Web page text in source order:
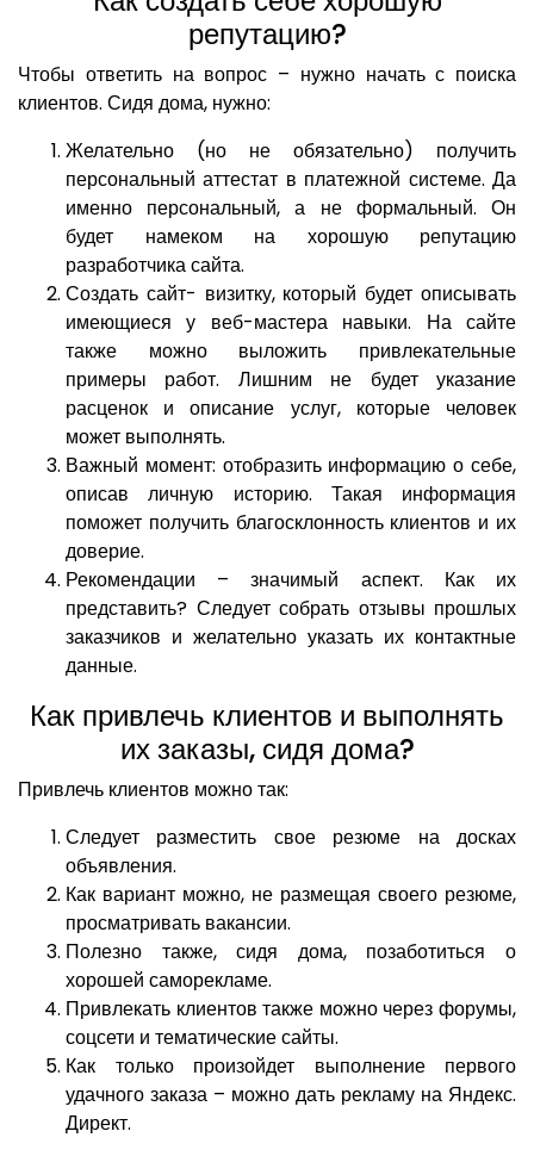
репутацию?
Чтобы ответить на вопрос – нужно начать с поиска
клиентов. Сидя дома, нужно:
Желательно (но не обязательно) получить
персональный аттестат в платежной системе. Да
именно персональный, а не формальный. Он
будет намеком на хорошую репутацию
разработчика сайта.
Создать сайт- визитку, который будет описывать
имеющиеся у веб-мастера навыки. На сайте
также можно выложить привлекательные
примеры работ. Лишним не будет указание
расценок и описание услуг, которые человек
может выполнять.
Важный момент: отобразить информацию о себе,
описав личную историю. Такая информация
поможет получить благосклонность клиентов и их
доверие.
Рекомендации – значимый аспект. Как их
представить? Следует собрать отзывы прошлых
заказчиков и желательно указать их контактные
данные.
Как привлечь клиентов и выполнять
их заказы, сидя дома?
Привлечь клиентов можно так:
Следует разместить свое резюме на досках
объявления.
Как вариант можно, не размещая своего резюме,
просматривать вакансии.
Полезно также, сидя дома, позаботиться о
хорошей саморекламе.
Привлекать клиентов также можно через форумы,
соцсети и тематические сайты.
Как только произойдет выполнение первого
удачного заказа – можно дать рекламу на Яндекс.
Директ.